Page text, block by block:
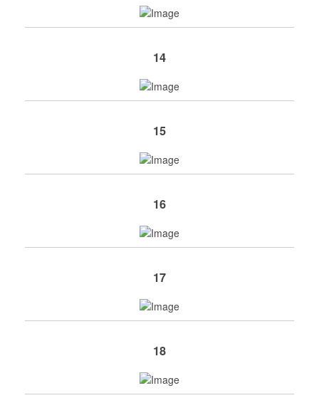
14
15
16
17
18